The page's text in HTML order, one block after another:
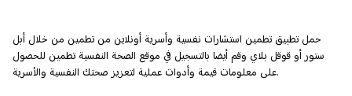
حمل تطبيق تطمين استشارات نفسية وأسرية أونلاين من تطمين من خلال أبل
ستور أو قوقل بلاي وقم أيضا بالتسجيل في موقع الصحة النفسية تطمين للحصول
على معلومات قيمة وأدوات عملية لتعزيز صحتك النفسية والأسرية.